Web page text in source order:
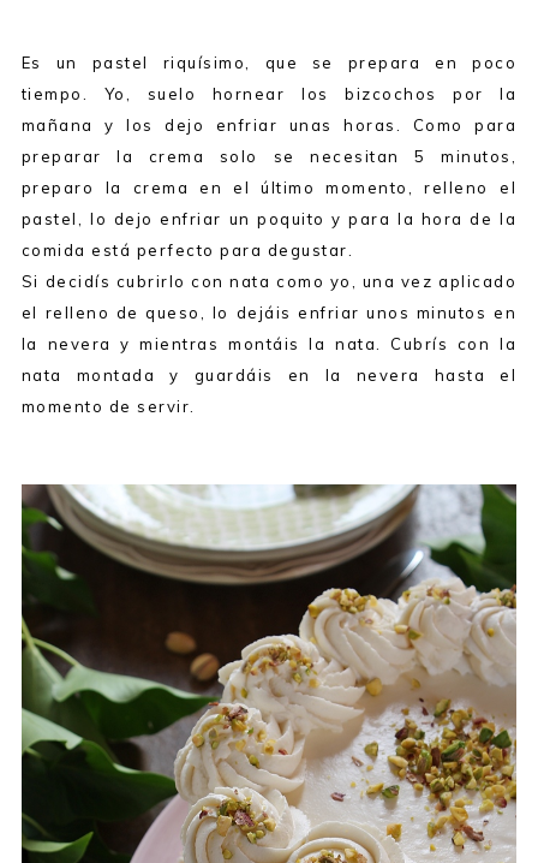
Es un pastel riquísimo, que se prepara en poco
tiempo. Yo, suelo hornear los bizcochos por la
mañana y los dejo enfriar unas horas. Como para
preparar la crema solo se necesitan 5 minutos,
preparo la crema en el último momento, relleno el
pastel, lo dejo enfriar un poquito y para la hora de la
comida está perfecto para degustar.
Si decidís cubrirlo con nata como yo, una vez aplicado
el relleno de queso, lo dejáis enfriar unos minutos en
la nevera y mientras montáis la nata. Cubrís con la
nata montada y guardáis en la nevera hasta el
momento de servir.